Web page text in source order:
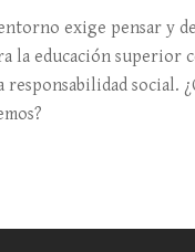
entorno exige pensar y
la educación superior
social.